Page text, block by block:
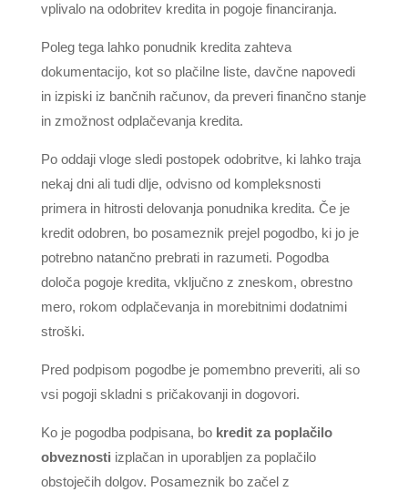
vplivalo na odobritev kredita in pogoje financiranja.
Poleg tega lahko ponudnik kredita zahteva
dokumentacijo, kot so plačilne liste, davčne napovedi
in izpiski iz bančnih računov, da preveri finančno stanje
in zmožnost odplačevanja kredita.
Po oddaji vloge sledi postopek odobritve, ki lahko traja
nekaj dni ali tudi dlje, odvisno od kompleksnosti
primera in hitrosti delovanja ponudnika kredita. Če je
kredit odobren, bo posameznik prejel pogodbo, ki jo je
potrebno natančno prebrati in razumeti. Pogodba
določa pogoje kredita, vključno z zneskom, obrestno
mero, rokom odplačevanja in morebitnimi dodatnimi
stroški.
Pred podpisom pogodbe je pomembno preveriti, ali so
vsi pogoji skladni s pričakovanji in dogovori.
Ko je pogodba podpisana, bo kredit za poplačilo
obveznosti izplačan in uporabljen za poplačilo
obstoječih dolgov. Posameznik bo začel z